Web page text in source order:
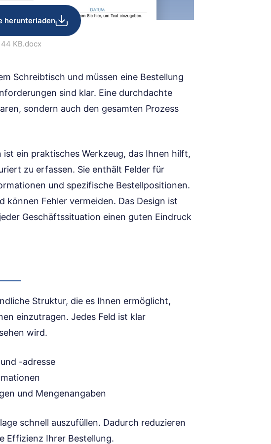
herunterladen
44 KB.docx
Schreibtisch und müssen eine Bestellung
sind klar. Eine durchdachte
sondern auch den gesamten Prozess
ist ein praktisches Werkzeug, das Ihnen hilft,
zu erfassen. Sie enthält Felder für
und spezifische Bestellpositionen.
können Fehler vermeiden. Das Design ist
Geschäftssituation einen guten Eindruck
Struktur, die es Ihnen ermöglicht,
einzutragen. Jedes Feld ist klar
wird.
-adresse
und Mengenangaben
schnell auszufüllen. Dadurch reduzieren
Effizienz Ihrer Bestellung.